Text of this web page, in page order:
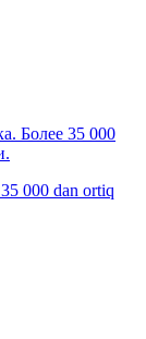
Более 35 000
000 dan ortiq